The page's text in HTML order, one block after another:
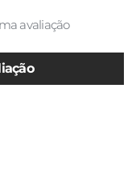
avaliação